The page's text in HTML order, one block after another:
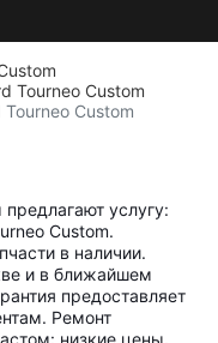
Tourneo Custom
Custom
услугу:
Custom.
в наличии.
и в ближайшем
предоставляет
Ремонт
низкие цены.